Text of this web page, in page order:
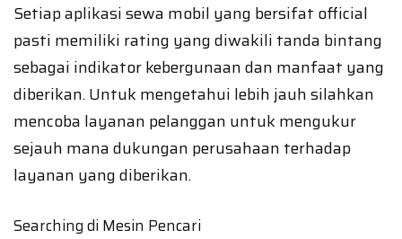
Setiap aplikasi sewa mobil yang bersifat official
pasti memiliki rating yang diwakili tanda bintang
sebagai indikator kebergunaan dan manfaat yang
diberikan. Untuk mengetahui lebih jauh silahkan
mencoba layanan pelanggan untuk mengukur
sejauh mana dukungan perusahaan terhadap
layanan yang diberikan.
Searching di Mesin Pencari